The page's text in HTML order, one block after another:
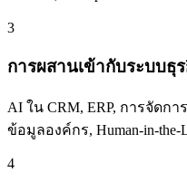
3
การผสานเข้ากับระบบธุ
AI ใน CRM, ERP, การจัดก
ข้อมูลองค์กร, Human-in-
4